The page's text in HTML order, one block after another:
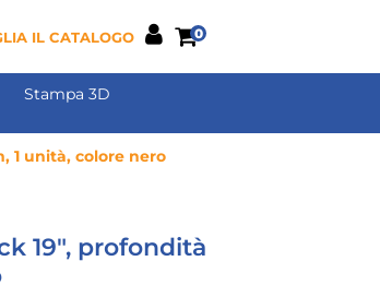
IL CATALOGO 0
Stampa 3D
1 unità, colore nero
19", profondità